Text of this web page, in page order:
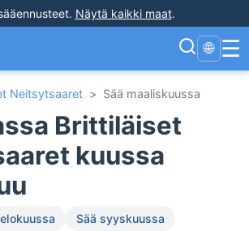
. Näytä kaikki maat.
🌐 ☰
Neitsytsaaret > Sää maaliskuussa
Brittiläiset
kuussa
Sää syyskuussa